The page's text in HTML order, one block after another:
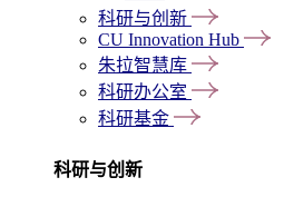
科研与创新
CU Innovation Hub
朱拉智慧库
科研办公室
科研基金
科研与创新